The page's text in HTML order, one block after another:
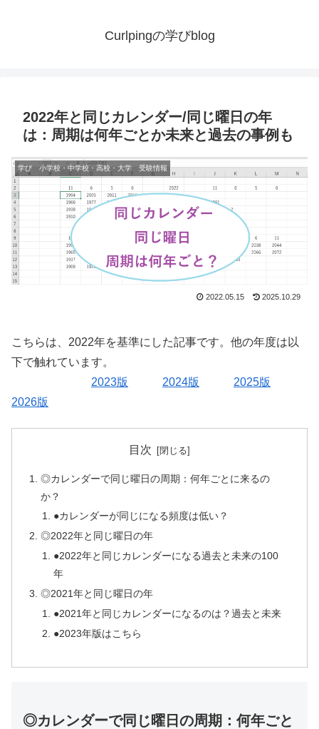
Curlpingの学びblog
2022年と同じカレンダー/同じ曜日の年
は：周期は何年ごとか未来と過去の事例も
学び 小学校・中学校・高校・大学 受験情報
2022.05.15 2025.10.29
こちらは、2022年を基準にした記事です。他の年度は以
下で触れています。
2023版
2024版
2025版
2026版
目次
◎カレンダーで同じ曜日の周期：何年ごとに来るの
か？
●カレンダーが同じになる頻度は低い？
◎2022年と同じ曜日の年
●2022年と同じカレンダーになる過去と未来の100
年
◎2021年と同じ曜日の年
●2021年と同じカレンダーになるのは？過去と未来
●2023年版はこちら
◎カレンダーで同じ曜日の周期：何年ごと